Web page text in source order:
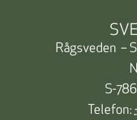
Rågsveden –
S-
Telefon: